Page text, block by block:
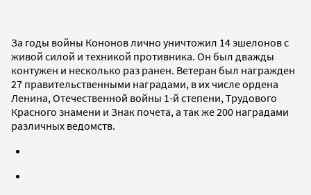
За годы войны Кононов лично уничтожил 14 эшелонов с
живой силой и техникой противника. Он был дважды
контужен и несколько раз ранен. Ветеран был награжден
27 правительственными наградами, в их числе ордена
Ленина, Отечественной войны 1-й степени, Трудового
Красного знамени и Знак почета, а так же 200 наградами
различных ведомств.